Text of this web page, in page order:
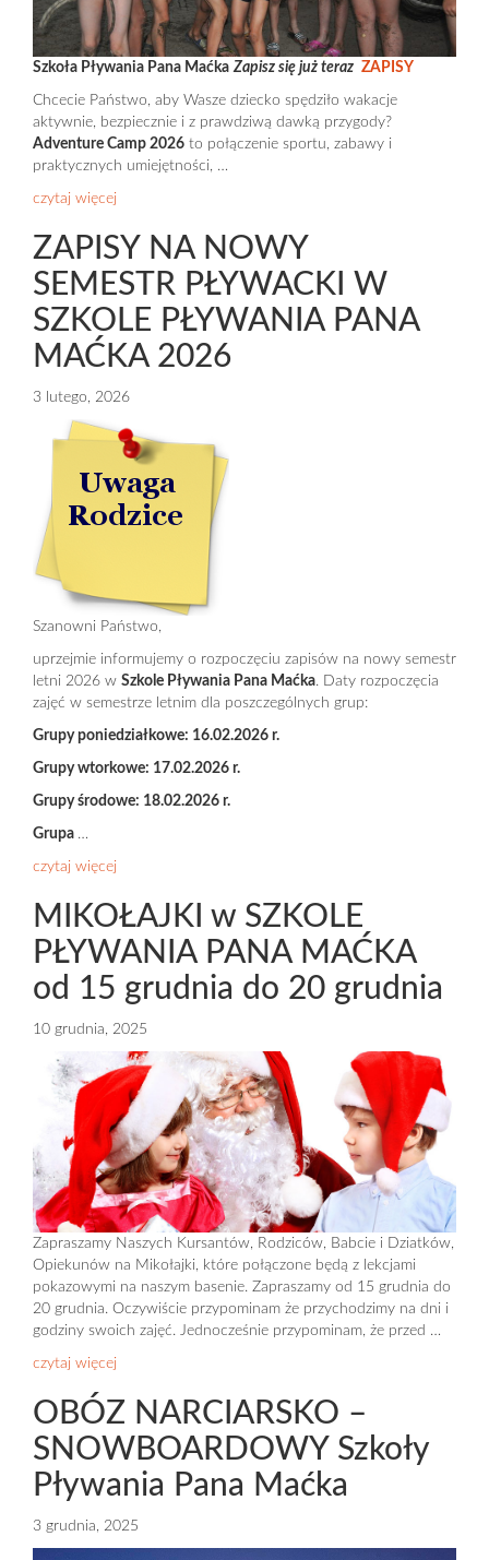
Szkoła Pływania Pana Maćka Zapisz się już teraz ZAPISY
Chcecie Państwo, aby Wasze dziecko spędziło wakacje
aktywnie, bezpiecznie i z prawdziwą dawką przygody?
Adventure Camp 2026 to połączenie sportu, zabawy i
praktycznych umiejętności, …
czytaj więcej
ZAPISY NA NOWY
SEMESTR PŁYWACKI W
SZKOLE PŁYWANIA PANA
MAĆKA 2026
3 lutego, 2026
Szanowni Państwo,
uprzejmie informujemy o rozpoczęciu zapisów na nowy semestr
letni 2026 w Szkole Pływania Pana Maćka. Daty rozpoczęcia
zajęć w semestrze letnim dla poszczególnych grup:
Grupy poniedziałkowe: 16.02.2026 r.
Grupy wtorkowe: 17.02.2026 r.
Grupy środowe: 18.02.2026 r.
Grupa …
czytaj więcej
MIKOŁAJKI w SZKOLE
PŁYWANIA PANA MAĆKA
od 15 grudnia do 20 grudnia
10 grudnia, 2025
Zapraszamy Naszych Kursantów, Rodziców, Babcie i Dziatków,
Opiekunów na Mikołajki, które połączone będą z lekcjami
pokazowymi na naszym basenie. Zapraszamy od 15 grudnia do
20 grudnia. Oczywiście przypominam że przychodzimy na dni i
godziny swoich zajęć. Jednocześnie przypominam, że przed …
czytaj więcej
OBÓZ NARCIARSKO –
SNOWBOARDOWY Szkoły
Pływania Pana Maćka
3 grudnia, 2025